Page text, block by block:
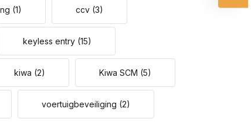
(1) ccv (3)
keyless entry (15)
kiwa (2) Kiwa SCM (5)
voertuigbeveiliging (2)